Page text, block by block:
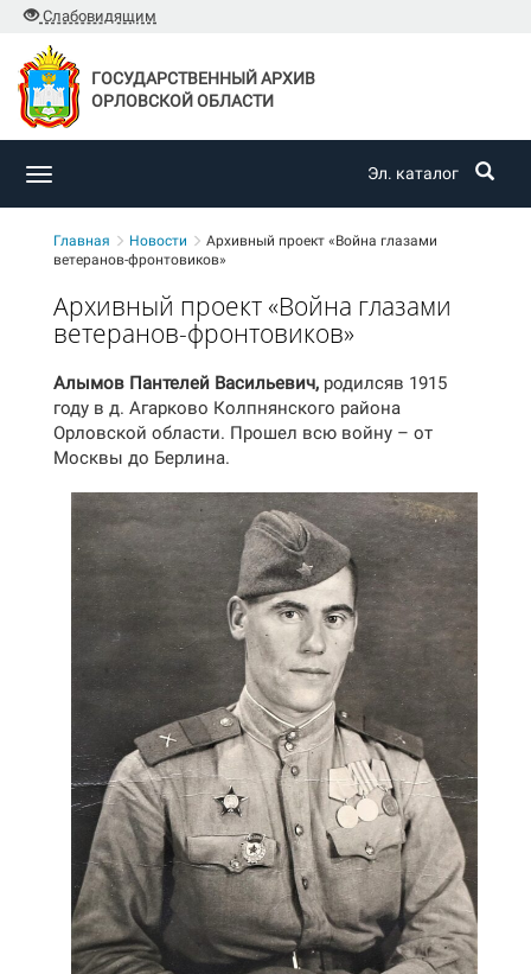
Слабовидящим
ГОСУДАРСТВЕННЫЙ АРХИВ
ОРЛОВСКОЙ ОБЛАСТИ
Toggle
Эл. каталог
Главная Новости
Архивный проект «Война глазами
ветеранов-фронтовиков»
Архивный проект «Война глазами
ветеранов-фронтовиков»
Алымов Пантелей Васильевич, родилсяв 1915
году в д. Агарково Колпнянского района
Орловской области. Прошел всю войну – от
Москвы до Берлина.